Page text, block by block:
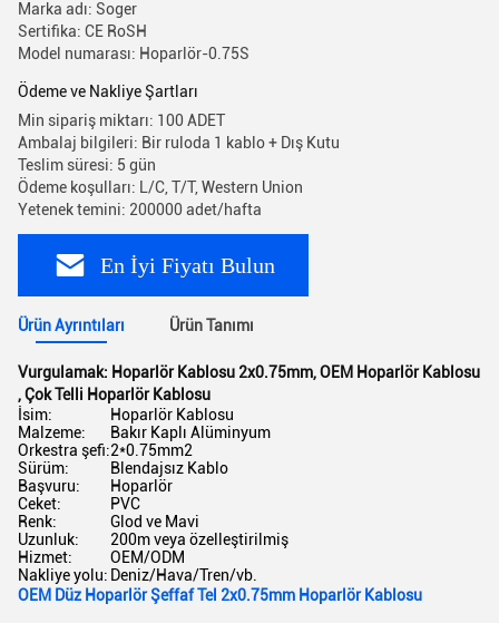
Marka adı: Soger
Sertifika: CE RoSH
Model numarası: Hoparlör-0.75S
Ödeme ve Nakliye Şartları
Min sipariş miktarı: 100 ADET
Ambalaj bilgileri: Bir ruloda 1 kablo + Dış Kutu
Teslim süresi: 5 gün
Ödeme koşulları: L/C, T/T, Western Union
Yetenek temini: 200000 adet/hafta
En İyi Fiyatı Bulun
Ürün Ayrıntıları Ürün Tanımı
Vurgulamak: Hoparlör Kablosu 2x0.75mm,OEM Hoparlör Kablosu
,Çok Telli Hoparlör Kablosu
İsim:
Hoparlör Kablosu
Malzeme:
Bakır Kaplı Alüminyum
Orkestra şefi:2*0.75mm2
Sürüm:
Blendajsız Kablo
Başvuru:
Hoparlör
Ceket:
PVC
Renk:
Glod ve Mavi
Uzunluk:
200m veya özelleştirilmiş
Hizmet:
OEM/ODM
Nakliye yolu: Deniz/Hava/Tren/vb.
OEM Düz Hoparlör Şeffaf Tel 2x0.75mm Hoparlör Kablosu